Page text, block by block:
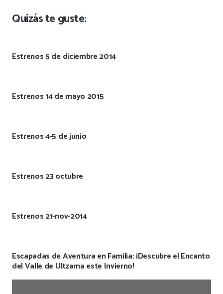
Quizás te guste:
Estrenos 5 de diciembre 2014
Estrenos 14 de mayo 2015
Estrenos 4-5 de junio
Estrenos 23 octubre
Estrenos 21-nov-2014
Escapadas de Aventura en Familia: ¡Descubre el Encanto
del Valle de Ultzama este Invierno!